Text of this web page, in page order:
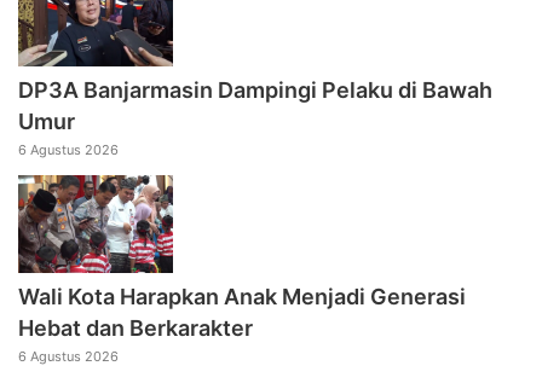
DP3A Banjarmasin Dampingi Pelaku di Bawah
Umur
6 Agustus 2026
Wali Kota Harapkan Anak Menjadi Generasi
Hebat dan Berkarakter
6 Agustus 2026